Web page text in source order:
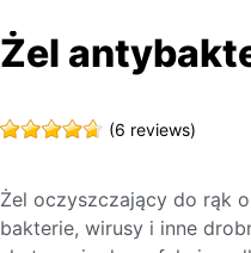
Żel
(6 reviews)
Żel oczyszczający do rąk
bakterie, wirusy i inne